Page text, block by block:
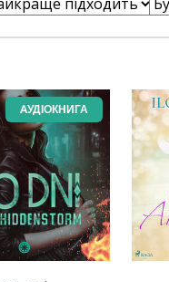
AУДІОКНИГА